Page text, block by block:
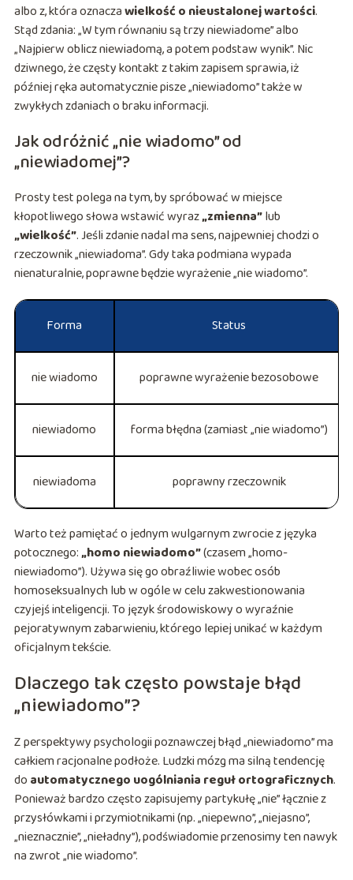
albo z, która oznaczawielkość o nieustalonej wartości.
Stąd zdania: „W tym równaniu są trzy niewiadome” albo
„Najpierw oblicz niewiadomą, a potem podstaw wynik”. Nic
dziwnego, że częsty kontakt z takim zapisem sprawia, iż
później ręka automatycznie pisze „niewiadomo” także w
zwykłych zdaniach o braku informacji.
Jak odróżnić „nie wiadomo” od
„niewiadomej”?
Prosty test polega na tym, by spróbować w miejsce
kłopotliwego słowa wstawić wyraz„zmienna”lub
„wielkość”. Jeśli zdanie nadal ma sens, najpewniej chodzi o
rzeczownik „niewiadoma”. Gdy taka podmiana wypada
nienaturalnie, poprawne będzie wyrażenie „nie wiadomo”.
Forma Status
nie wiadomo poprawne wyrażenie bezosobowe
niewiadomo forma błędna (zamiast „nie wiadomo”)
niewiadoma poprawny rzeczownik
Warto też pamiętać o jednym wulgarnym zwrocie z języka
potocznego:„homo niewiadomo”(czasem „homo-
niewiadomo”). Używa się go obraźliwie wobec osób
homoseksualnych lub w ogóle w celu zakwestionowania
czyjejś inteligencji. To język środowiskowy o wyraźnie
pejoratywnym zabarwieniu, którego lepiej unikać w każdym
oficjalnym tekście.
Dlaczego tak często powstaje błąd
„niewiadomo”?
Z perspektywy psychologii poznawczej błąd „niewiadomo” ma
całkiem racjonalne podłoże. Ludzki mózg ma silną tendencję
do automatycznego uogólniania reguł ortograficznych.
Ponieważ bardzo często zapisujemy partykułę „nie” łącznie z
przysłówkami i przymiotnikami (np. „niepewno”, „niejasno”,
„nieznacznie”, „nieładny”), podświadomie przenosimy ten nawyk
na zwrot „nie wiadomo”.